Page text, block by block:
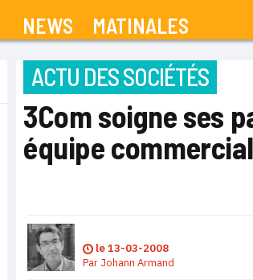
NEWS MATINALES
ACTU DES SOCIÉTÉS
3Com soigne ses
équipe
le13-03-2008
Par Johann Armand